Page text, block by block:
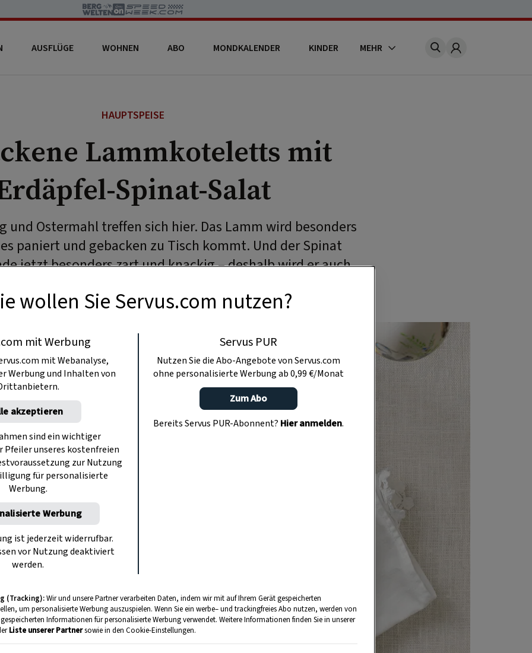
AUSFLÜGE WOHNEN ABO MONDKALENDER KINDER MEHR Account
HAUPTSPEISE
Lammkoteletts mit
Spinat-Salat
und Ostermahl treffen sich hier. Das Lamm wird besonders
paniert und gebacken zu Tisch kommt. Und der Spinat
jetzt besonders zart und knackig – deshalb wird er auch
wollen Sie Servus.com nutzen?
mit Werbung
mit Webanalyse,
Werbung und Inhalten von
akzeptieren
sind ein wichtiger
unseres kostenfreien
zur Nutzung
für personalisierte
Werbung.
Werbung
ist jederzeit widerrufbar.
vor Nutzung deaktiviert
werden.
Servus PUR
Nutzen Sie die Abo-Angebote von Servus.com
ohne personalisierte Werbung ab 0,99 €/Monat
Zum Abo
Bereits Servus PUR-Abonnent? Hier anmelden.
(Tracking):Wir und unsere Partner verarbeiten Daten, indem wir mit auf Ihrem Gerät gespeicherten
um personalisierte Werbung auszuspielen. Wenn Sie ein werbe– und trackingfreies Abo nutzen, werden von
Informationen für personalisierte Werbung verwendet. Weitere Informationen finden Sie in unserer
Liste unserer Partnersowie in den Cookie-Einstellungen.